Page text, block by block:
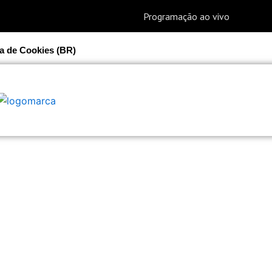
de Cookies (BR)